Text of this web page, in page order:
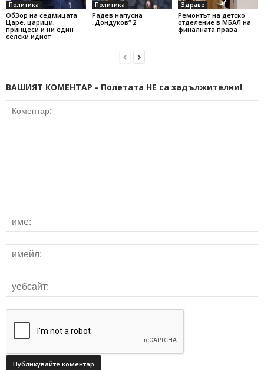
Политика
ОбЗор на седмицата:
Царе, царици,
принцеси и ни един
селски идиот
Политика
Радев напусна
„Дондуков“ 2
Здраве
Ремонтът на детско
отделение в МБАЛ на
финалната права
ВАШИЯТ КОМЕНТАР - Полетата НЕ са задължителни!